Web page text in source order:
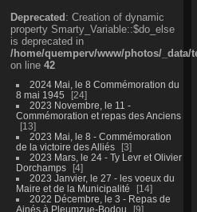
Deprecated: Creation of dynamic
property Smarty_Variable::$do_else
is deprecated in
/home/quemperv/www/photos/_data/
on line 42
2024 Mai, le 8 Commémoration du
8 mai 1945
24
2023 Novembre, le 11 -
Commémoration et repas des Anciens
13
2023 Mai, le 8 - Commémoration
de la victoire des Alliés
3
2023 Mars, le 24 - Ty Levr et Olivier
Dorchamps
4
2023 Janvier, le 27 - les voeux du
Maire et de la Municipalité
14
2022 Décembre, le 3 - Repas de
Ainés à Pleumzue-Bodou
9